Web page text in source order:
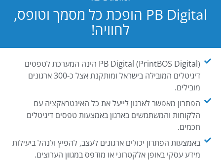
PB Digital הופכת כל מסמך וטופס,
לחוויה!
PB Digital (PrintBOS Digital) הינה המערכת לטפסים
דיגיטלים המובילה בישראל ומותקנת אצל כ-300 ארגונים
מובילים.
הפתרון מאפשר לארגון לייעל את כל האינטראקציה עם
הלקוחות והמשתמשים בארגון באמצעות טפסים דיגיטלים
חכמים.
באמצעות הפתרון יכולים ארגונים לעצב, להפיץ ולנהל ביעילות
מידע עסקי באופן אלקטרוני או מודפס במגוון הערוצים.